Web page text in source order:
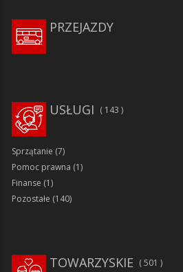
PRZEJAZDY
143
USŁUGI
Sprzątanie (7)
Pomoc prawna (1)
Finanse (1)
Pozostałe (140)
TOWARZYSKIE 501